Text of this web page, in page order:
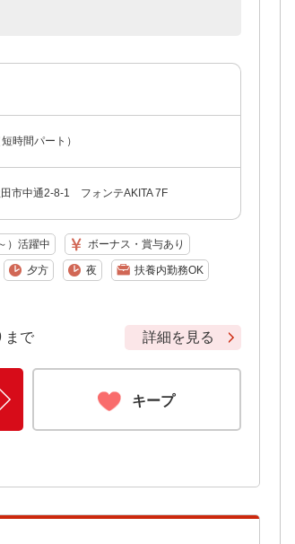
時間パート）
市中通2-8-1 フォンテAKITA 7F
）活躍中 ボーナス・賞与あり
夕方 夜 扶養内勤務OK
まで 詳細を見る
キープ